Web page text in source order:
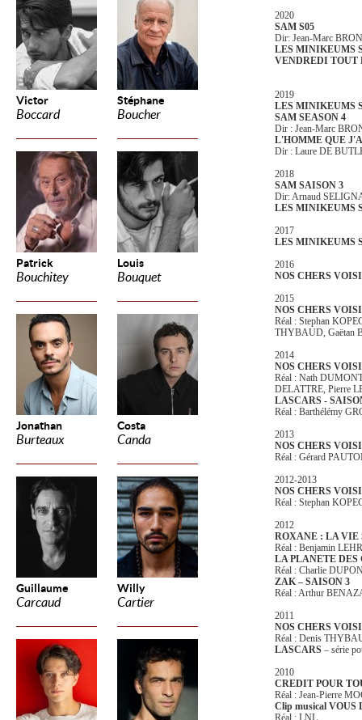
Victor
Boccard
Stéphane
Boucher
Patrick
Bouchitey
Louis
Bouquet
Jonathan
Burteaux
Costa
Canda
Guillaume
Carcaud
Willy
Cartier
2020
SAM S05
Dir: Jean-Marc
LES MINIKEUMS
VENDREDI TOUT
2019
LES MINIKEUMS
SAM SEASON 4
Dir : Jean-Marc
L'HOMME QUE
Dir : Laure DE
2018
SAM SAISON 3
Dir: Arnaud
LES MINIKEUMS
2017
LES MINIKEUMS
2016
NOS CHERS
2015
NOS CHERS
Réal : Stephan
THYBAUD, Gaëtan
2014
NOS CHERS
Réal : Nath
DELATTRE, Pierre
LASCARS -
Réal : Barthélémy
2013
NOS CHERS
Réal : Gérard
2012-2013
NOS CHERS
Réal : Stephan
2012
ROXANE : LA VIE
Réal : Benjamin
LA PLANETE DES
Réal : Charlie
ZAK – SAISON 3
Réal : Arthur
2011
NOS CHERS
Réal : Denis
LASCARS – série
2010
CREDIT POUR
Réal : Jean-Pierre
Clip musical VOUS
Réal : LNL